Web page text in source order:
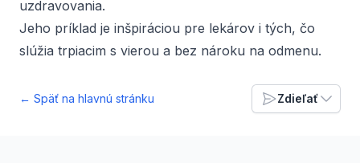
uzdravovania.
Jeho príklad je inšpiráciou pre lekárov i tých, čo
slúžia trpiacim s vierou a bez nároku na odmenu.
← Späť na hlavnú stránku Zdieľať